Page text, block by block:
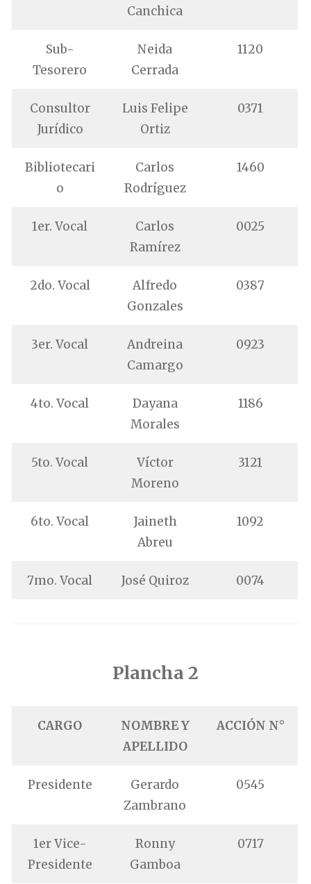
Canchica
Sub-
Tesorero
Neida
Cerrada
1120
Consultor
Jurídico
Luis Felipe
Ortiz
0371
Bibliotecari
o
Carlos
Rodríguez
1460
1er. Vocal
Carlos
Ramírez
0025
2do. Vocal
Alfredo
Gonzales
0387
3er. Vocal
Andreina
Camargo
0923
4to. Vocal
Dayana
Morales
1186
5to. Vocal
Víctor
Moreno
3121
6to. Vocal
Jaineth
Abreu
1092
7mo. Vocal José Quiroz 0074
Plancha 2
CARGO
NOMBRE Y
APELLIDO
ACCIÓN N°
Presidente
Gerardo
Zambrano
0545
1er Vice-
Presidente
Ronny
Gamboa
0717